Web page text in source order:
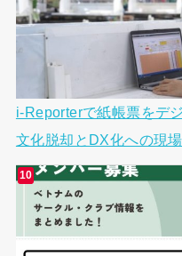
i-Reporterで紙帳票をデ
文化脱却とDX化への現